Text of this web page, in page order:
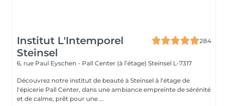
Institut L'Intemporel
Steinsel
284
6, rue Paul Eyschen - Pall Center (à l’étage) Steinsel L-7317
Découvrez notre institut de beauté à Steinsel à l'étage de
l'épicerie Pall Center, dans une ambiance empreinte de sérénité
et de calme, prêt pour une ...